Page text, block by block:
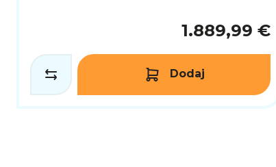
1.889,99 €
Dodaj